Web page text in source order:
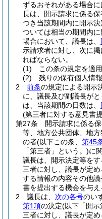
ずるおそれがある場合に
長は、開示請求に係る
つき当該期間内に開示
ついては相当の期間内に
場合において、議長は、
示請求者に対し、次に
ればならない。
(1)
この条の規定を適
(2)
残りの保有個人情
2
前条の規定による開示
に、議長及び副議長が
は、当該期間の日数は、
(第三者に対する意見書
第27条
開示請求に係る
等、地方公共団体、地
の者(以下この条、 第45
「第三者」という。)に
議長は、開示決定等を
三者に対し、議長が定
する情報の内容その他
書を提出する機会を与え
2
議長は、 次の各号のい
第1項の決定(以下「開示
三者に対し、議長が定